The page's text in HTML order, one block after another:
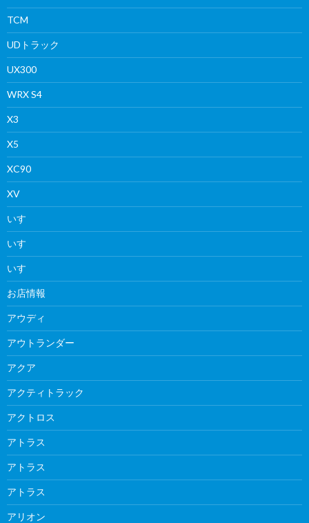
TCM
UDトラック
UX300
WRX S4
X3
X5
XC90
XV
いすゞ
いすゞ
いすゞ
お店情報
アウディ
アウトランダー
アクア
アクティトラック
アクトロス
アトラス
アトラス
アトラス
アリオン